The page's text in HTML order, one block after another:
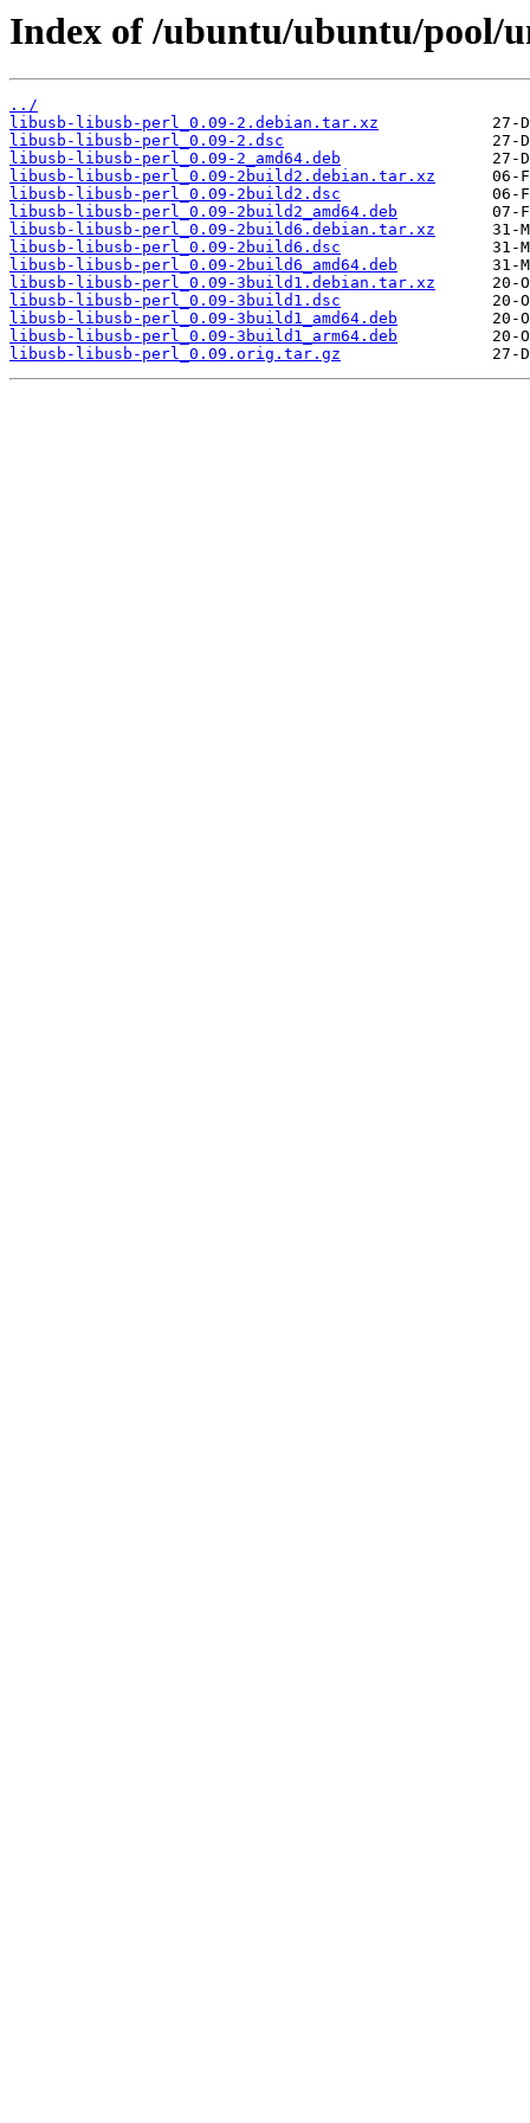
Index of /ubuntu/ubuntu/pool/
../
libusb-libusb-perl_0.09-2.debian.tar.xz
libusb-libusb-perl_0.09-2.dsc
libusb-libusb-perl_0.09-2_amd64.deb
libusb-libusb-perl_0.09-2build2.debian.tar.xz
libusb-libusb-perl_0.09-2build2.dsc
libusb-libusb-perl_0.09-2build2_amd64.deb
libusb-libusb-perl_0.09-2build6.debian.tar.xz
libusb-libusb-perl_0.09-2build6.dsc
libusb-libusb-perl_0.09-2build6_amd64.deb
libusb-libusb-perl_0.09-3build1.debian.tar.xz
libusb-libusb-perl_0.09-3build1.dsc
libusb-libusb-perl_0.09-3build1_amd64.deb
libusb-libusb-perl_0.09-3build1_arm64.deb
libusb-libusb-perl_0.09.orig.tar.gz